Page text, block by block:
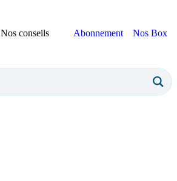
Nos conseils Abonnement Nos Box